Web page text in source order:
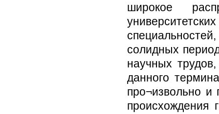
широкое
солидных
научных
данного
про¬извольно и
происхождения